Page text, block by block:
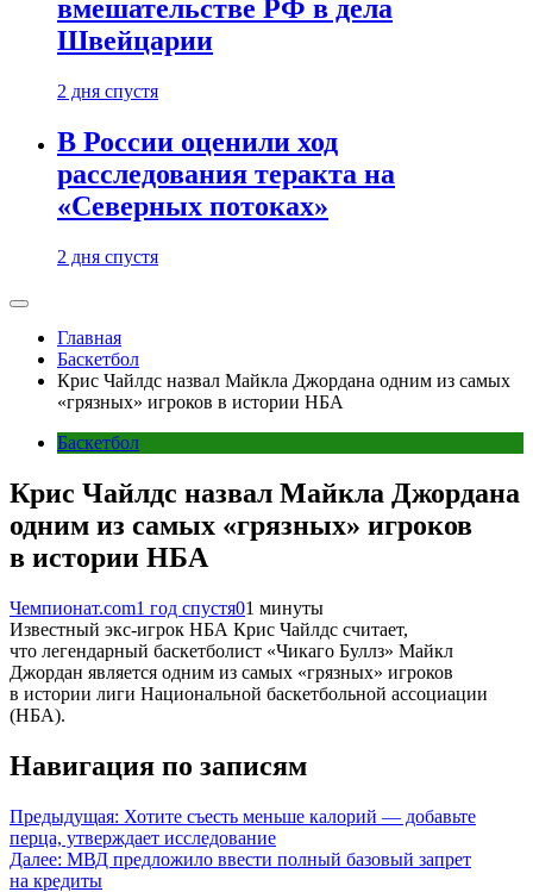
вмешательстве РФ в дела
Швейцарии
2 дня спустя
В России оценили ход
расследования теракта на
«Северных потоках»
2 дня спустя
Главная
Баскетбол
Крис Чайлдс назвал Майкла Джордана одним из самых
«грязных» игроков в истории НБА
Баскетбол
Крис Чайлдс назвал Майкла Джордана
одним из самых «грязных» игроков
в истории НБА
Чемпионат.com1 год спустя01 минуты
Известный экс-игрок НБА Крис Чайлдс считает,
что легендарный баскетболист «Чикаго Буллз» Майкл
Джордан является одним из самых «грязных» игроков
в истории лиги Национальной баскетбольной ассоциации
(НБА).
Навигация по записям
Предыдущая: Хотите съесть меньше калорий — добавьте
перца, утверждает исследование
Далее: МВД предложило ввести полный базовый запрет
на кредиты